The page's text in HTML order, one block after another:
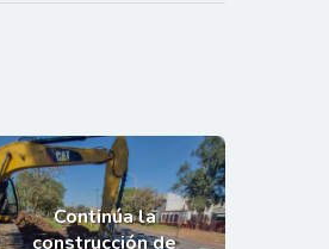
Continúa la
construcción de